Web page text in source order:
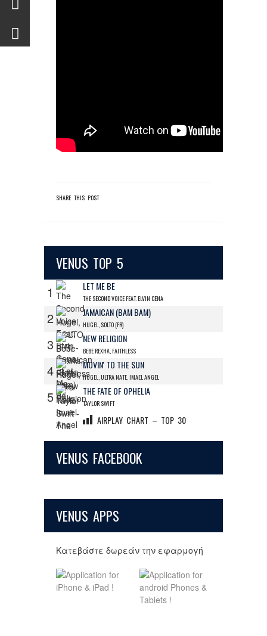
SHARE THIS POST
VENUS TOP 5
1 LET ME BE
THE SECOND VOICE FEAT. ELVIN CENA
2 JAMAICAN (BAM BAM)
HUGEL, SOLTO (FR)
3 NEW RELIGION
BEBE REXHA, FAITHLESS
4 MOVIN' TO THE SUN
HUGEL, ULTRA NATE, IMAEL ANGEL
5 THE FATE OF OPHELIA
TAYLOR SWIFT
AIRPLAY CHART – TOP 30
VENUS FACEBOOK
VENUS APPS
Κατεβάστε δωρεάν την εφαρμογή